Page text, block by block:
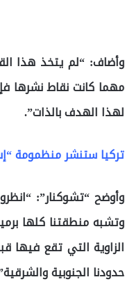
وأضاف: “لم يتخذ هذا
مهما كانت نقاط نشرها
لهذا الهدف بالذات”.
تركيا ستنشر منظمومة “إس-400” على الحدود
وأوضح “تشوكنار”:
وتشبه منطقتنا كلها
الزاوية التي تقع فيها
حدودنا الجنوبية